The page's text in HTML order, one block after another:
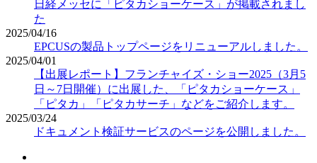
日経メッセに「ピタカショーケース」が掲載されまし
た
2025/04/16
EPCUSの製品トップページをリニューアルしました。
2025/04/01
【出展レポート】フランチャイズ・ショー2025（3月5
日～7日開催）に出展した、「ピタカショーケース」
「ピタカ」「ピタカサーチ」などをご紹介します。
2025/03/24
ドキュメント検証サービスのページを公開しました。